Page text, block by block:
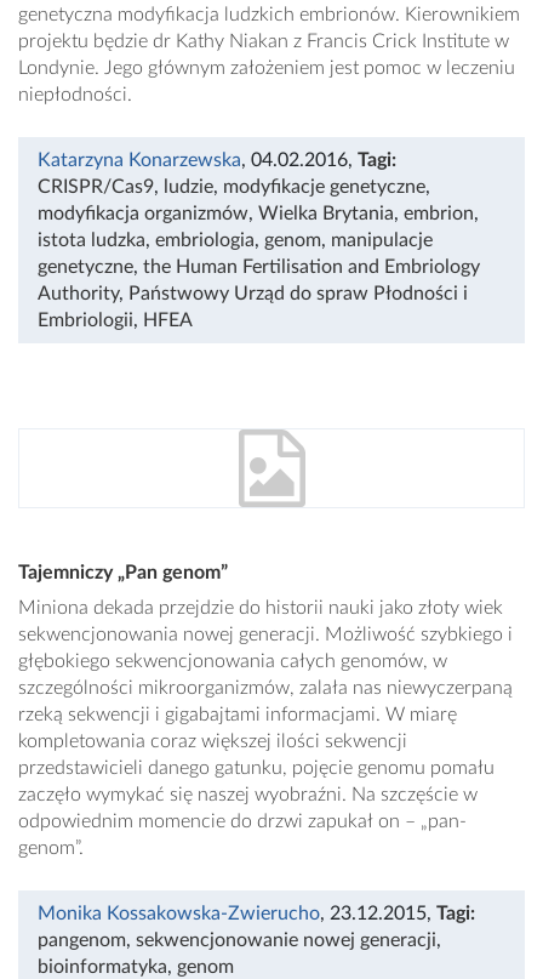
genetyczna modyfikacja ludzkich embrionów. Kierownikiem
projektu będzie dr Kathy Niakan z Francis Crick Institute w
Londynie. Jego głównym założeniem jest pomoc w leczeniu
niepłodności.
Katarzyna Konarzewska, 04.02.2016, Tagi:
CRISPR/Cas9, ludzie, modyfikacje genetyczne,
modyfikacja organizmów, Wielka Brytania, embrion,
istota ludzka, embriologia, genom, manipulacje
genetyczne, the Human Fertilisation and Embriology
Authority, Państwowy Urząd do spraw Płodności i
Embriologii, HFEA
Tajemniczy „Pan genom”
Miniona dekada przejdzie do historii nauki jako złoty wiek
sekwencjonowania nowej generacji. Możliwość szybkiego i
głębokiego sekwencjonowania całych genomów, w
szczególności mikroorganizmów, zalała nas niewyczerpaną
rzeką sekwencji i gigabajtami informacjami. W miarę
kompletowania coraz większej ilości sekwencji
przedstawicieli danego gatunku, pojęcie genomu pomału
zaczęło wymykać się naszej wyobraźni. Na szczęście w
odpowiednim momencie do drzwi zapukał on – „pan-
genom”.
Monika Kossakowska-Zwierucho, 23.12.2015, Tagi:
pangenom, sekwencjonowanie nowej generacji,
bioinformatyka, genom